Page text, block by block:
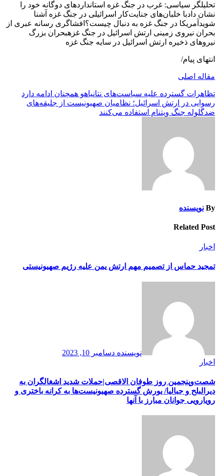
تحلیلگر سیاسی: غرب در جنگ غزه استانداردهای دوگانه خود را
نشان دادبا خلبان‌های جنایت‌کار اسرائیلی در جنگ غزه آشنا
شویدآمریکا در جنگ غزه به دنبال چیست؟افشاگری رسانه عبری از
بحران نیروی زمینی ارتش اسرائیل در جنگ غزهبحران بزرگ
نیروهای ذخیره ارتش اسرائیل در سایه جنگ غزه
انتهای پیام/
مقاله اصلی
راهبری
نوشته
تظاهرات گسترده علیه سیاست‌های نتانیاهو همچنان ادامه دارد
رسوایی در ارتش اسرائیل؛ نظامیان صهیونیست از جلیقه‌های
ضدگلوله جنگ ویتنام استفاده می‌‌کنند
By نویسنده
Related Post
اخبار
تمجید حماس از تصمیم مهم ارتش یمن علیه رژیم صهیونیستی
نویسنده دسامبر 10, 2023
اخبار
شصت‌وپنجمین روز طوفان الاقصی|حملات شدید اشغالگران به
دیرالبلح و جبالیا/ یورش گسترده صهیونیست‌ها به کرانه باختری و
رویارویی جوانان مبارز با آنها